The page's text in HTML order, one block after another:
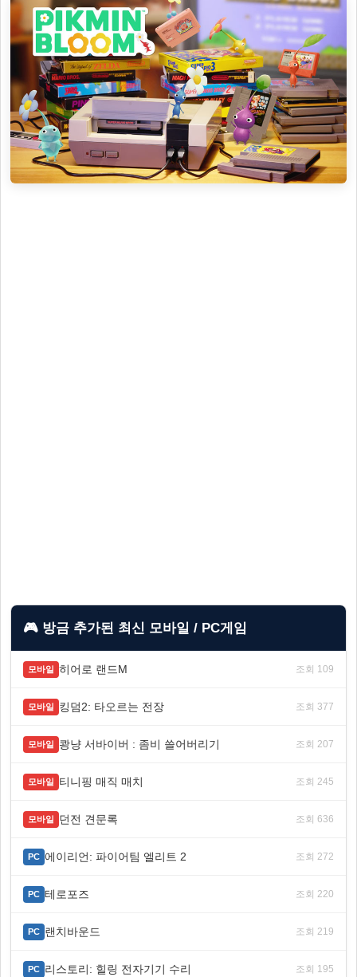
🎮 방금 추가된 최신 모바일 / PC게임
모바일 히어로 랜드M 조회 109
모바일 킹덤2: 타오르는 전장 조회 377
모바일 쾅냥 서바이버 : 좀비 쓸어버리기 조회 207
모바일 티니핑 매직 매치 조회 245
모바일 던전 견문록 조회 636
PC 에이리언: 파이어팀 엘리트 2 조회 272
PC 테로포즈 조회 220
PC 랜치바운드 조회 219
PC 리스토리: 힐링 전자기기 수리 조회 195